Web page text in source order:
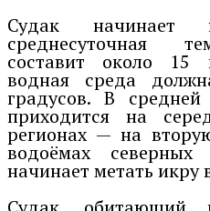
Судак начинает
среднесуточная
составит около 15
водная среда
градусов. В
приходится на
регионах — на
водоёмах
начинает метать икру